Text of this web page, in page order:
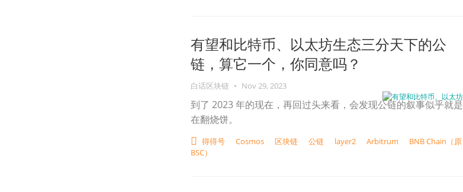
有望和比特币、以太坊生态三分天下的公
链，算它一个，你同意吗？
白话区块链 • Nov 29, 2023
到了 2023 年的现在，再回过头来看，会发现公链的叙事似乎就是
在翻烧饼。
得得号 Cosmos 区块链 公链 layer2 Arbitrum
BNB Chain（原
BSC）